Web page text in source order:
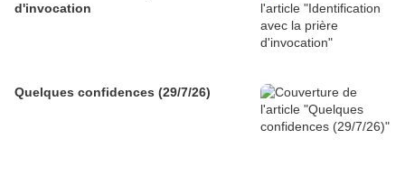
d'invocation
Quelques confidences (29/7/26)